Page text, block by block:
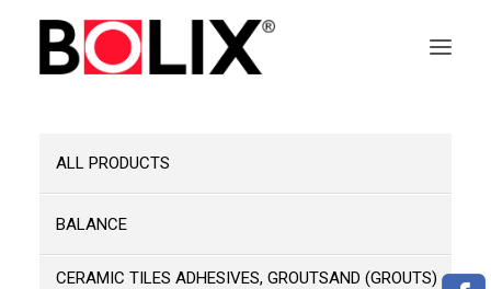
OFFER
ABOUT BOLIX
SYSTEMS
ALL PRODUCTS
BALANCE
CERAMIC TILES ADHESIVES, GROUTSAND (GROUTS)